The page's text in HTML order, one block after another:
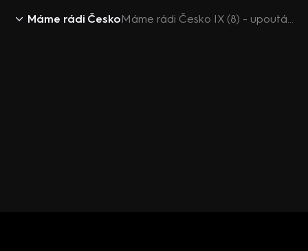
Máme rádi Česko Máme rádi Česko IX (8) - upoutávka